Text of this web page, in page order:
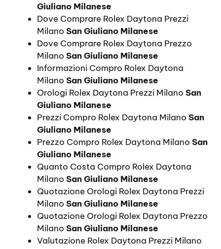
Giuliano Milanese
Dove Comprare Rolex Daytona Prezzi
Milano San Giuliano Milanese
Dove Comprare Rolex Daytona Prezzo
Milano San Giuliano Milanese
Informazioni Compro Rolex Daytona
Milano San Giuliano Milanese
Orologi Rolex Daytona Prezzi Milano San
Giuliano Milanese
Prezzi Compro Rolex Daytona Milano San
Giuliano Milanese
Prezzo Compro Rolex Daytona Milano San
Giuliano Milanese
Quanto Costa Compro Rolex Daytona
Milano San Giuliano Milanese
Quotazione Orologi Rolex Daytona Prezzi
Milano San Giuliano Milanese
Quotazione Orologi Rolex Daytona Prezzo
Milano San Giuliano Milanese
Valutazione Rolex Daytona Prezzi Milano